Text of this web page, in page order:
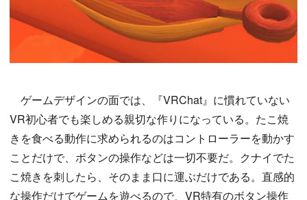
ゲームデザインの面では、『VRChat』に慣れていない
VR初心者でも楽しめる親切な作りになっている。たこ焼
きを食べる動作に求められるのはコントローラーを動かす
ことだけで、ボタンの操作などは一切不要だ。クナイでた
こ焼きを刺したら、そのまま口に運ぶだけである。直感的
な操作だけでゲームを遊べるので、VR特有のボタン操作